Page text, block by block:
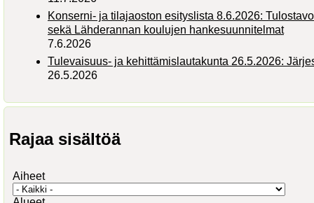
Konserni- ja tilajaoston esityslista 8.6.2026:
sekä Lähderannan koulujen hankesuunnitelmat
7.6.2026
Tulevaisuus- ja kehittämislautakunta 26.5.2026:
26.5.2026
Rajaa sisältöä
Aiheet